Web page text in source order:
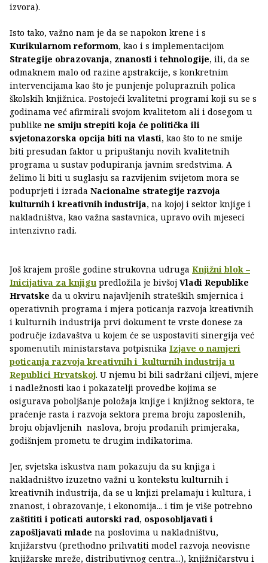
izvora).
Isto tako, važno nam je da se napokon krene i s
Kurikularnom reformom, kao i s implementacijom
Strategije obrazovanja, znanosti i tehnologije, ili, da se
odmaknem malo od razine apstrakcije, s konkretnim
intervencijama kao što je punjenje polupraznih polica
školskih knjižnica. Postojeći kvalitetni programi koji su se s
godinama već afirmirali svojom kvalitetom ali i dosegom u
publike ne smiju strepiti koja će politička ili
svjetonazorska opcija biti na vlasti, kao što to ne smije
biti presudan faktor u pripuštanju novih kvalitetnih
programa u sustav podupiranja javnim sredstvima. A
želimo li biti u suglasju sa razvijenim svijetom mora se
poduprjeti i izrada Nacionalne strategije razvoja
kulturnih i kreativnih industrija, na kojoj i sektor knjige i
nakladništva, kao važna sastavnica, upravo ovih mjeseci
intenzivno radi.
Još krajem prošle godine strukovna udruga Knjižni blok –
Inicijativa za knjigu predložila je bivšoj Vladi Republike
Hrvatske da u okviru najavljenih strateških smjernica i
operativnih programa i mjera poticanja razvoja kreativnih
i kulturnih industrija prvi dokument te vrste donese za
područje izdavaštva u kojem će se uspostaviti sinergija već
spomenutih ministarstava potpisnika Izjave o namjeri
poticanja razvoja kreativnih i kulturnih industrija u
Republici Hrvatskoj. U njemu bi bili sadržani ciljevi, mjere
i nadležnosti kao i pokazatelji provedbe kojima se
osigurava poboljšanje položaja knjige i knjižnog sektora, te
praćenje rasta i razvoja sektora prema broju zaposlenih,
broju objavljenih naslova, broju prodanih primjeraka,
godišnjem prometu te drugim indikatorima.
Jer, svjetska iskustva nam pokazuju da su knjiga i
nakladništvo izuzetno važni u kontekstu kulturnih i
kreativnih industrija, da se u knjizi prelamaju i kultura, i
znanost, i obrazovanje, i ekonomija... i tim je više potrebno
zaštititi i poticati autorski rad, osposobljavati i
zapošljavati mlade na poslovima u nakladništvu,
knjižarstvu (prethodno prihvatiti model razvoja neovisne
knjižarske mreže, distributivnog centra...), knjižničarstvu i